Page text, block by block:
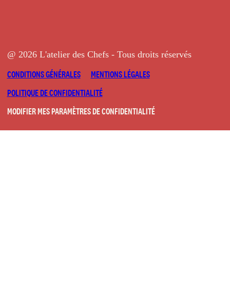
@ 2026 L'atelier des Chefs - Tous droits réservés
CONDITIONS GÉNÉRALES
MENTIONS LÉGALES
POLITIQUE DE CONFIDENTIALITÉ
MODIFIER MES PARAMÈTRES DE CONFIDENTIALITÉ